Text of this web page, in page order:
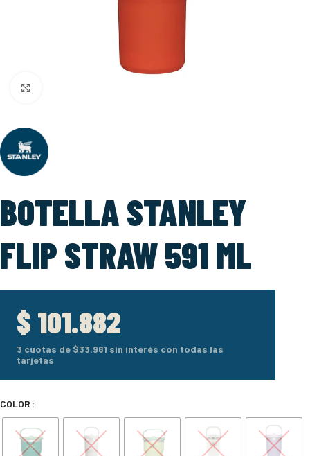
BOTELLA STANLEY
FLIP STRAW 591 ML
$ 101.882
3 cuotas de $33.961 sin interés con todas las
tarjetas
COLOR